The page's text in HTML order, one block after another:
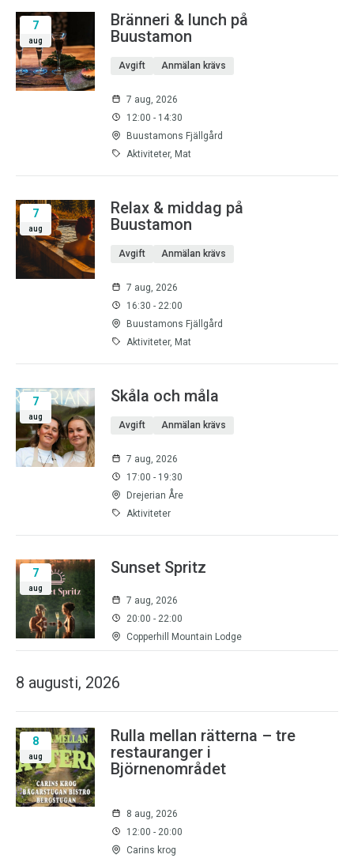
7
aug
Bränneri & lunch på
Buustamon
Avgift Anmälan krävs
7 aug, 2026
12:00 - 14:30
Buustamons Fjällgård
Aktiviteter, Mat
7
aug
Relax & middag på
Buustamon
Avgift Anmälan krävs
7 aug, 2026
16:30 - 22:00
Buustamons Fjällgård
Aktiviteter, Mat
7
aug
Skåla och måla
Avgift Anmälan krävs
7 aug, 2026
17:00 - 19:30
Drejerian Åre
Aktiviteter
7
aug
Sunset Spritz
7 aug, 2026
20:00 - 22:00
Copperhill Mountain Lodge
8 augusti, 2026
8
aug
Rulla mellan rätterna – tre
restauranger i
Björnenområdet
8 aug, 2026
12:00 - 20:00
Carins krog